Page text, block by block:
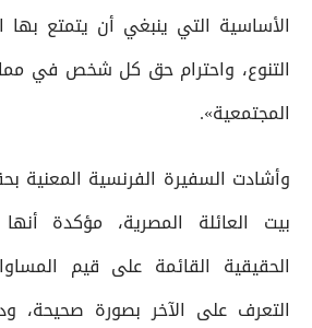
الأساسية التي ينبغي أن يتمتع
التنوع، واحترام حق كل شخص في
المجتمعية».
وأشادت السفيرة الفرنسية المعنية
بيت العائلة المصرية، مؤكدة
الحقيقية القائمة على قيم
التعرف على الآخر بصورة صحيحة،